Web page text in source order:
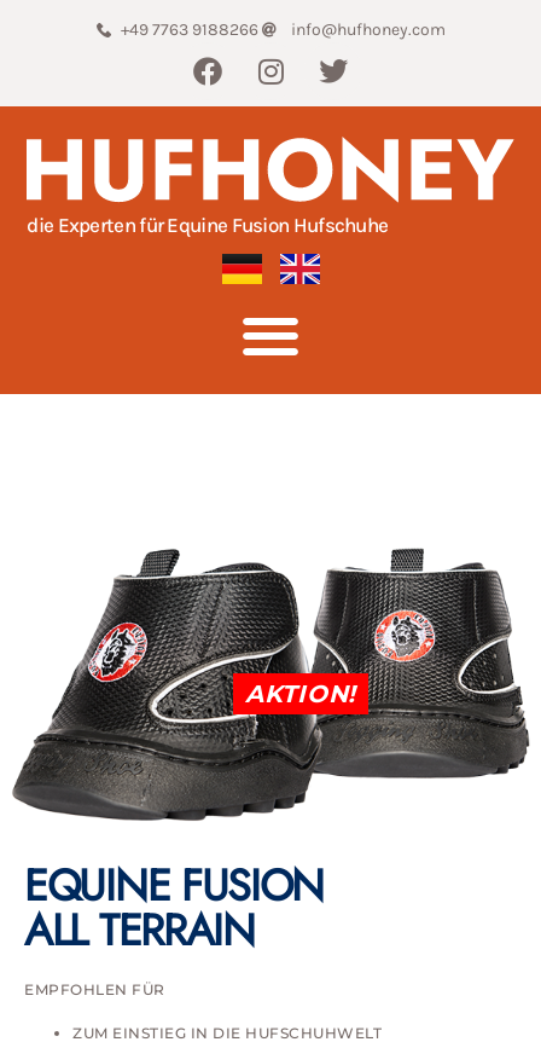
+49 7763 9188266 info@hufhoney.com
die Experten für Equine Fusion Hufschuhe
AKTION!
EQUINE FUSION
ALL TERRAIN
EMPFOHLEN FÜR
ZUM EINSTIEG IN DIE HUFSCHUHWELT